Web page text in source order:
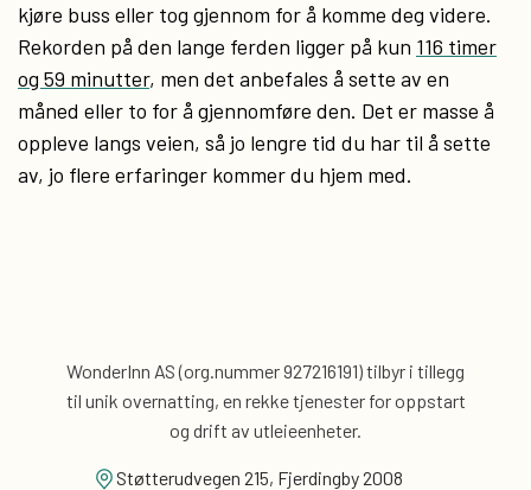
kjøre buss eller tog gjennom for å komme deg videre.
Rekorden på den lange ferden ligger på kun 116 timer
og 59 minutter, men det anbefales å sette av en
måned eller to for å gjennomføre den. Det er masse å
oppleve langs veien, så jo lengre tid du har til å sette
av, jo flere erfaringer kommer du hjem med.
WonderInn AS (org.nummer 927216191) tilbyr i tillegg
til unik overnatting, en rekke tjenester foroppstart
og drift av utleieenheter.
Støtterudvegen 215, Fjerdingby 2008